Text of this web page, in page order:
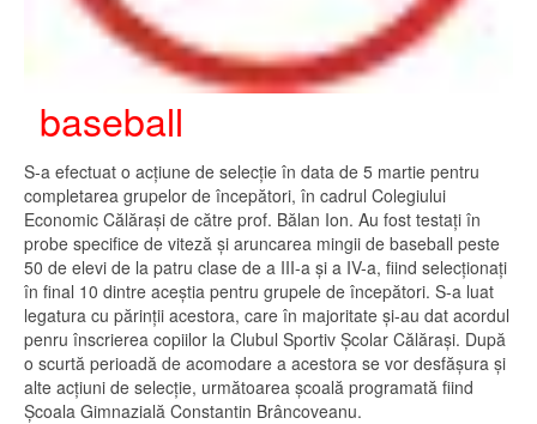
baseball
S-a efectuat o acțiune de selecție în data de 5 martie pentru
completarea grupelor de începători, în cadrul Colegiului
Economic Călărași de către prof. Bălan Ion. Au fost testați în
probe specifice de viteză și aruncarea mingii de baseball peste
50 de elevi de la patru clase de a III-a și a IV-a, fiind selecționați
în final 10 dintre aceștia pentru grupele de începători. S-a luat
legatura cu părinții acestora, care în majoritate și-au dat acordul
penru înscrierea copiilor la Clubul Sportiv Școlar Călărași. După
o scurtă perioadă de acomodare a acestora se vor desfășura și
alte acțiuni de selecție, următoarea școală programată fiind
Școala Gimnazială Constantin Brâncoveanu.